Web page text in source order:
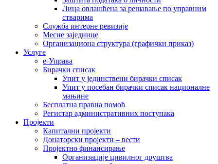
Лица овлашћена за решавање по управним
стварима
Служба интерне ревизије
Месне заједнице
Организациона структура (графички приказ)
Услуге
е-Управа
Бирачки списак
Упит у јединствени бирачки списак
Упит у посебан бирачки списак националне
мањине
Бесплатна правна помоћ
Регистар административних поступака
Пројекти
Капитални пројекти
Донаторски пројекти – вести
Пројектно финансирање
Организације цивилног друштва